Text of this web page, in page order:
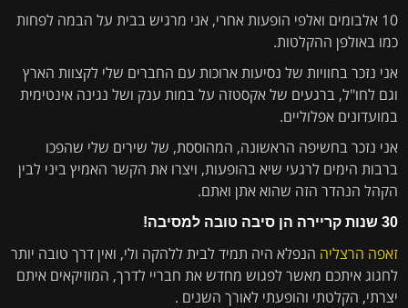
10 אלבומים ואלפי הופעות אחרי, אני מרגיש בבית על הבמה לפחות
כמו באולפן ההקלטות.
אני נזכר בחוויות של נסיעות ארוכות עם החברים שלי לקצוות הארץ
וגם לחו"ל, ברגעים של אקסטזה על במות ענק ושל נגינה אינטימית
במועדונים אפלוליים.
אני נזכר בחשיפה הראשונה, המהוססת, של שירים שלי שהפכו
ברבות הימים לרגעי שיא בהופעות, ויצרו את הקשר האמיץ ביני לבין
הקהל הנהדר הזה שהוא אתן ואתם.
30 שנות קריירה הן סיבה טובה למסיבה!
זאפה הרצליה הנפלא היה תמיד לבית ללהקה ולי, ואין דרך טובה יותר
לחגוג איתכם מאשר לפגוש מחדש את חבריי לדרך, המוזיקאים איתם
יצרתי, הקלטתי והופעתי לאורך השנים .